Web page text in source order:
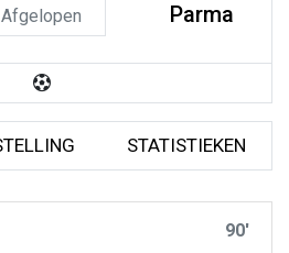
Afgelopen Parma
STATISTIEKEN
90'